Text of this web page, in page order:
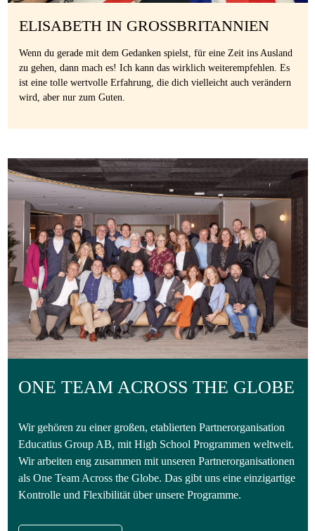
ELISABETH IN GROSSBRITANNIEN
Wenn du gerade mit dem Gedanken spielst, für eine Zeit ins Ausland
zu gehen, dann mach es! Ich kann das wirklich weiterempfehlen. Es
ist eine tolle wertvolle Erfahrung, die dich vielleicht auch verändern
wird, aber nur zum Guten.
ONE TEAM ACROSS THE GLOBE
Wir gehören zu einer großen, etablierten Partnerorganisation
Educatius Group AB, mit High School Programmen weltweit.
Wir arbeiten eng zusammen mit unseren Partnerorganisationen
als One Team Across the Globe. Das gibt uns eine einzigartige
Kontrolle und Flexibilität über unsere Programme.